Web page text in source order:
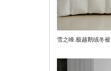
雪之峰.极越鹅绒冬被